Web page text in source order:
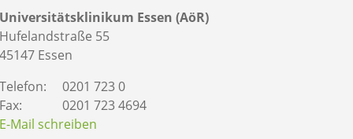
Universitätsklinikum Essen (AöR)
Hufelandstraße 55
45147 Essen
Telefon:
0201 723 0
Fax:
0201 723 4694
E-Mail schreiben